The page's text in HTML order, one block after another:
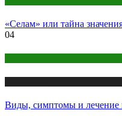
«Селам» или тайна
04
Виды, симптомы и лечение